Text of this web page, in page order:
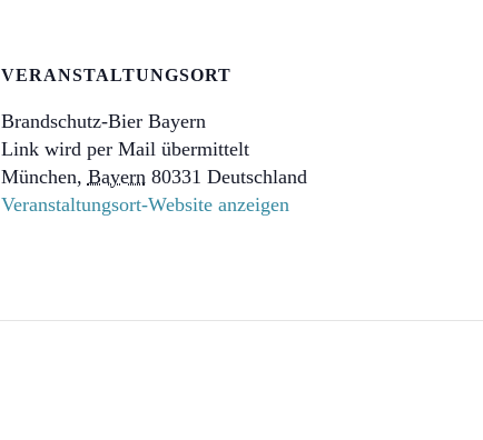
VERANSTALTUNGSORT
Brandschutz-Bier Bayern
Link wird per Mail übermittelt
München, Bayern 80331 Deutschland
Veranstaltungsort-Website anzeigen